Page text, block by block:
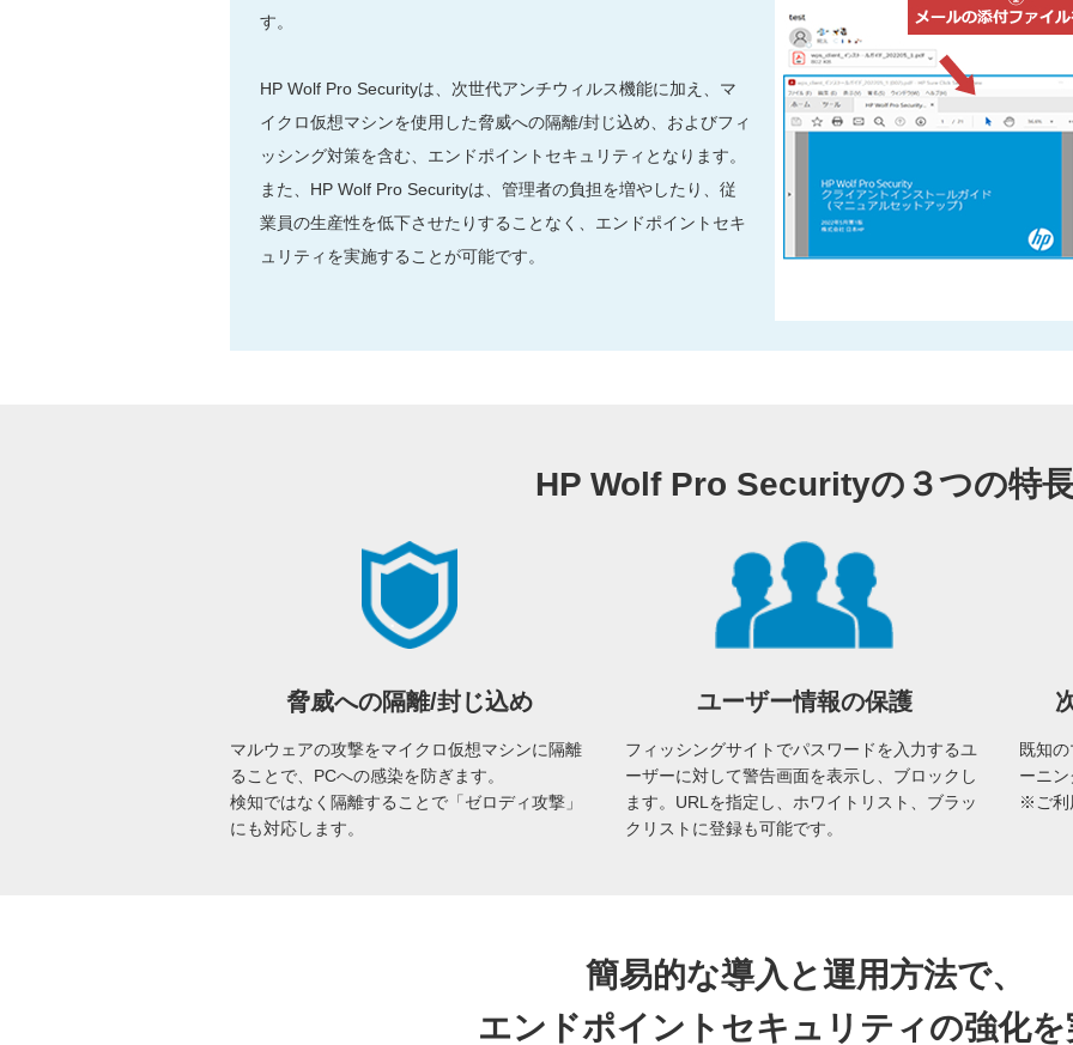
す。
HP Wolf Pro Securityは、次世代アンチウィルス機能に加え、マ
イクロ仮想マシンを使用した脅威への隔離/封じ込め、およびフィ
ッシング対策を含む、エンドポイントセキュリティとなります。
また、HP Wolf Pro Securityは、管理者の負担を増やしたり、従
業員の生産性を低下させたりすることなく、エンドポイントセキ
ュリティを実施することが可能です。
HP Wolf Pro Securityの３つの特
脅威への隔離/封じ込め
マルウェアの攻撃をマイクロ仮想マシンに隔離
ることで、PCへの感染を防ぎます。
検知ではなく隔離することで「ゼロディ攻撃」
にも対応します。
ユーザー情報の保護
フィッシングサイトでパスワードを入力するユ
ーザーに対して警告画面を表示し、ブロックし
ます。URLを指定し、ホワイトリスト、ブラッ
クリストに登録も可能です。
既知
ーニ
※ご利
簡易的な導入と運用方法で、
エンドポイントセキュリティの強化を